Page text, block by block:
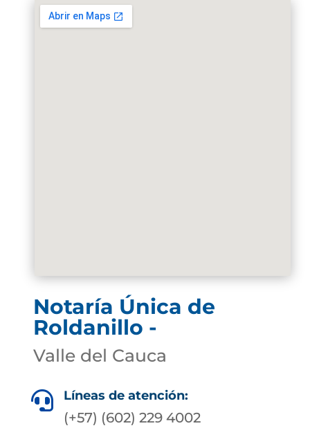
Notaría Única de
Roldanillo -
Valle del Cauca
 Líneas de atención:
(+57) (602) 229 4002